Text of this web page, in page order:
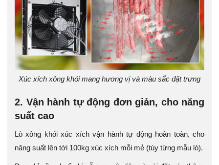
Xúc xích xông khói mang hương vị và màu sắc đặt trưng
2. Vận hành tự động đơn giản, cho năng
suất cao
Lò xông khói xúc xích vận hành tự động hoàn toàn, cho
năng suất lên tới 100kg xúc xích mỗi mẻ (tùy từng mẫu lò).